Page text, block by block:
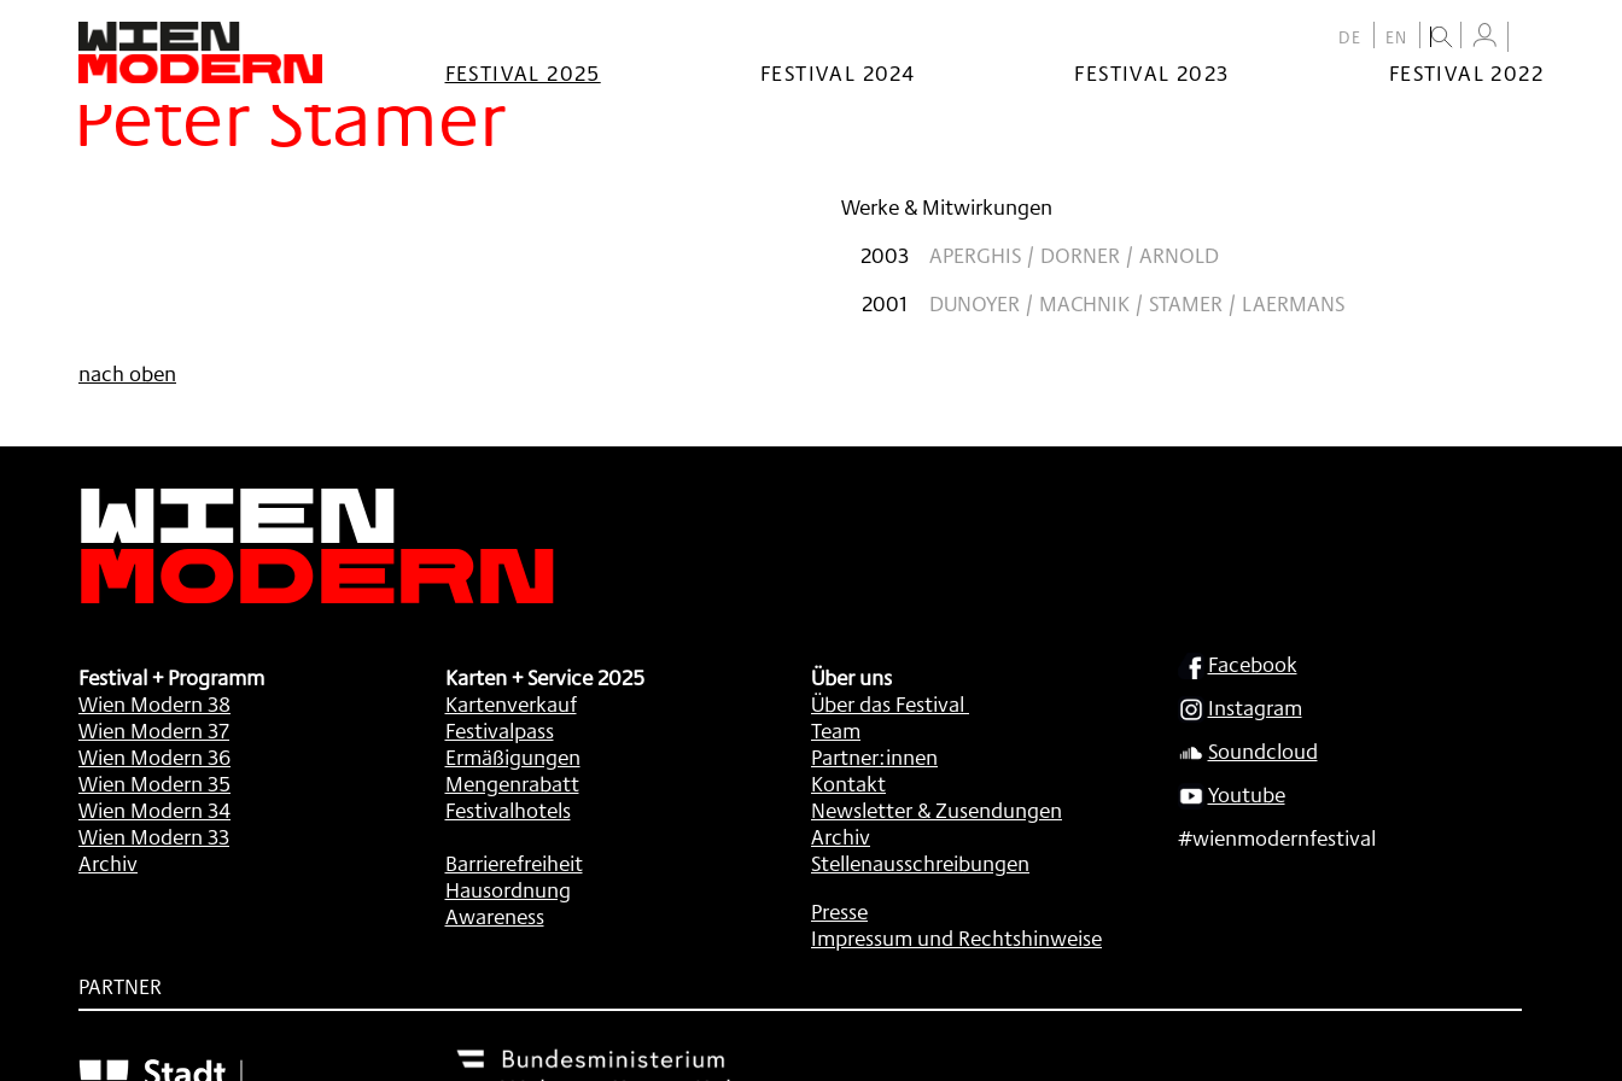
springen
DE EN
FESTIVAL 2025 FESTIVAL 2024 FESTIVAL 2023 FESTIVAL 2022
Filter
Peter Stamer
Werke & Mitwirkungen
2003
APERGHIS / DORNER / ARNOLD
2001
DUNOYER / MACHNIK / STAMER / LAERMANS
nach oben
Wien
Modern
Festival + Programm
Wien Modern 38
Wien Modern 37
Wien Modern 36
Wien Modern 35
Wien Modern 34
Wien Modern 33
Archiv
Karten + Service 2025
Kartenverkauf
Festivalpass
Ermäßigungen
Mengenrabatt
Festivalhotels
Barrierefreiheit
Hausordnung
Awareness
Über uns
Über das Festival
Team
Partner:innen
Kontakt
Newsletter & Zusendungen
Archiv
Stellenausschreibungen
Presse
Impressum und Rechtshinweise
SOCIAL
Facebook
Instagram
Soundcloud
Youtube
#wienmodernfestival
PARTNER